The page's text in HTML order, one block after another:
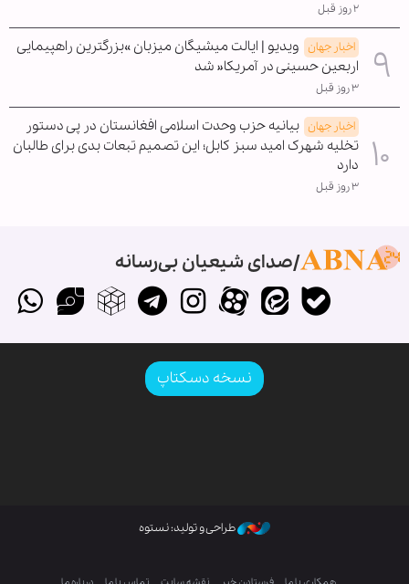
۲ روز قبل
اخبار جهان ویدیو | ایالت میشیگان میزبان »بزرگترین راهپیمایی
اربعین حسینی در آمریکا« شد
۳ روز قبل
اخبار جهان بیانیه حزب وحدت اسلامی افغانستان در پی دستور
تخلیه شهرک امید سبز کابل؛ این تصمیم تبعات بدی برای طالبان
دارد
۳ روز قبل
صدای شیعیان بی‌رسانه
نسخه دسکتاپ
طراحی و تولید: نستوه